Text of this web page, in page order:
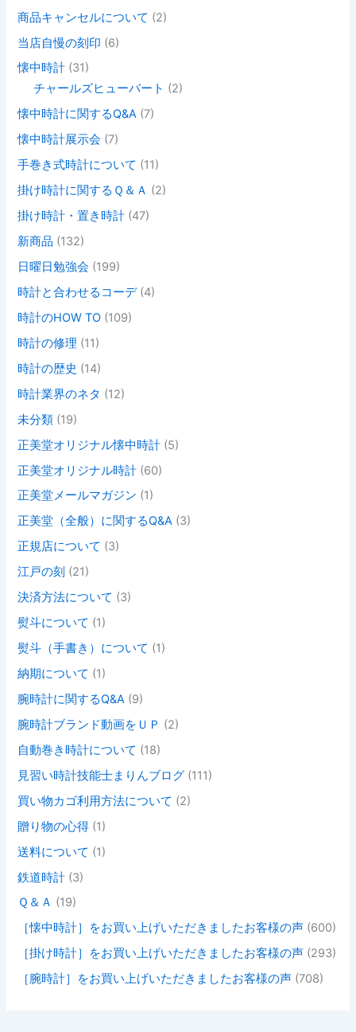
商品キャンセルについて (2)
当店自慢の刻印 (6)
懐中時計 (31)
チャールズヒューバート (2)
懐中時計に関するQ&A (7)
懐中時計展示会 (7)
手巻き式時計について (11)
掛け時計に関するＱ＆Ａ (2)
掛け時計・置き時計 (47)
新商品 (132)
日曜日勉強会 (199)
時計と合わせるコーデ(4)
時計のHOW TO (109)
時計の修理 (11)
時計の歴史 (14)
時計業界のネタ (12)
未分類 (19)
正美堂オリジナル懐中時計 (5)
正美堂オリジナル時計 (60)
正美堂メールマガジン (1)
正美堂（全般）に関するQ&A (3)
正規店について (3)
江戸の刻 (21)
決済方法について (3)
熨斗について (1)
熨斗（手書き）について (1)
納期について (1)
腕時計に関するQ&A (9)
腕時計ブランド動画をＵＰ (2)
自動巻き時計について (18)
見習い時計技能士まりんブログ (111)
買い物カゴ利用方法について (2)
贈り物の心得 (1)
送料について (1)
鉄道時計 (3)
Ｑ＆Ａ (19)
［懐中時計］をお買い上げいただきましたお客様の声 (600)
［掛け時計］をお買い上げいただきましたお客様の声 (293)
［腕時計］をお買い上げいただきましたお客様の声 (708)